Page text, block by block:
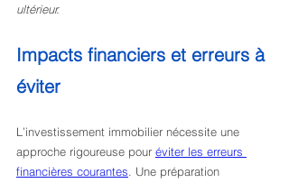
ultérieur.
Impacts financiers et erreurs à
éviter
L’investissement immobilier nécessite une
approche rigoureuse pour éviter les erreurs
financières courantes . Une préparation